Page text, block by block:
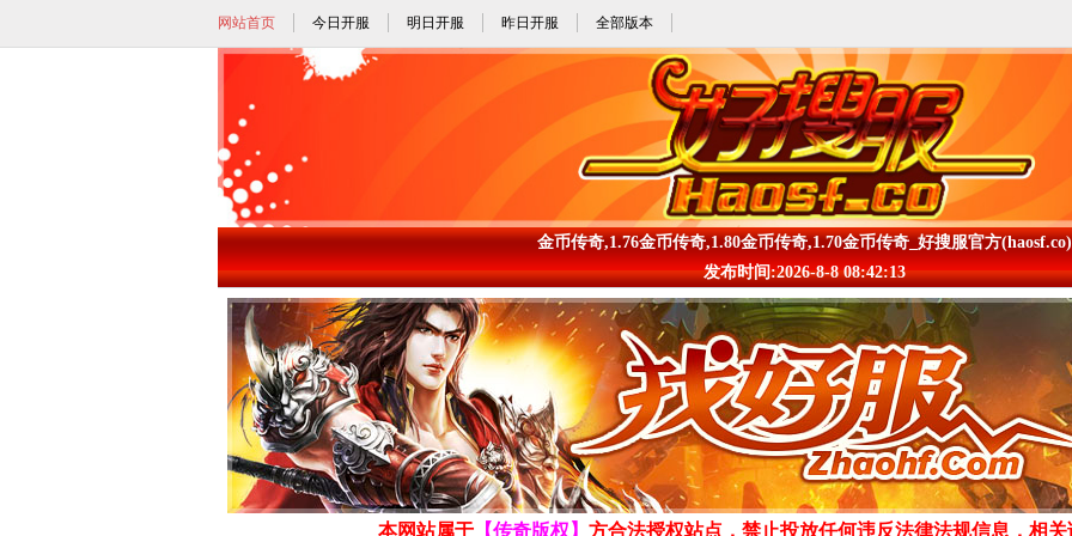
网站首页 今日开服 明日开服 昨日开服 全部版本
金币传奇,1.76金币传奇,1.80金币传奇,1.70金币传奇_好搜服官方(haosf.co)
发布时间:2026-8-8 08:42:13